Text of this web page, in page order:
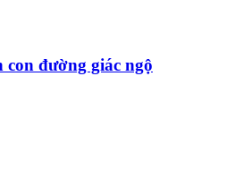
đường giác ngộ